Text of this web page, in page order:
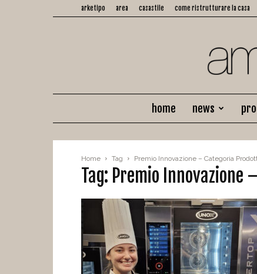
arketipo area casastile come ristrutturare la casa
home news
Home Tag Premio Innovazione – Categoria
Tag: Premio